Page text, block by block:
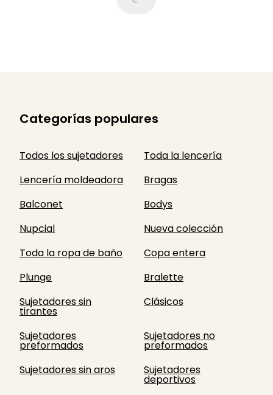
Categorías populares
Todos los sujetadores
Toda la lencería
Lencería moldeadora
Bragas
Balconet
Bodys
Nupcial
Nueva colección
Toda la ropa de baño
Copa entera
Plunge
Bralette
Sujetadores sin
tirantes
Clásicos
Sujetadores
preformados
Sujetadores no
preformados
Sujetadores sin aros
Sujetadores
deportivos